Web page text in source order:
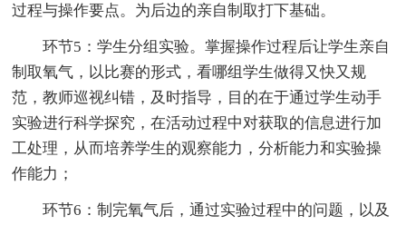
过程与操作要点。为后边的亲自制取打下基础。
环节5：学生分组实验。掌握操作过程后让学生亲自
制取氧气，以比赛的形式，看哪组学生做得又快又规
范，教师巡视纠错，及时指导，目的在于通过学生动手
实验进行科学探究，在活动过程中对获取的信息进行加
工处理，从而培养学生的观察能力，分析能力和实验操
作能力；
环节6：制完氧气后，通过实验过程中的问题，以及